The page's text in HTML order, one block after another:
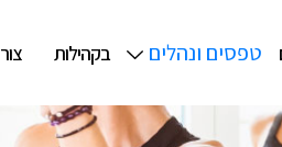
טפסים ונהלים בקהילות